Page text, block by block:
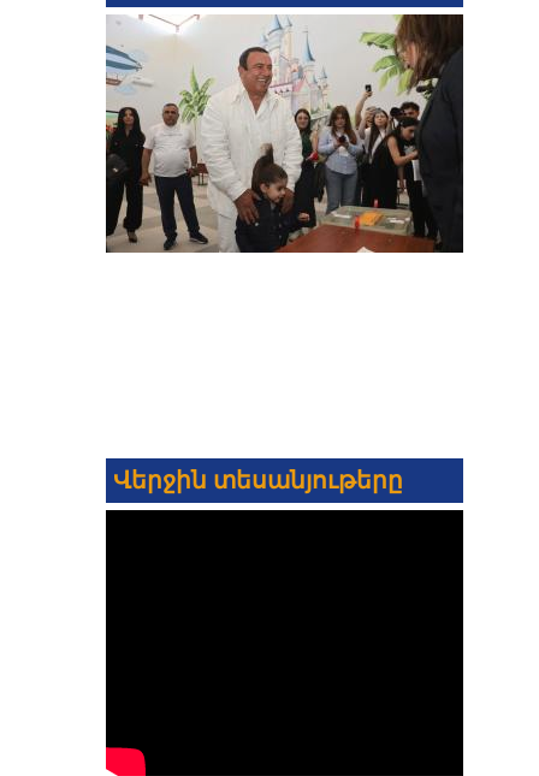
Վերջին տեսանյութերը